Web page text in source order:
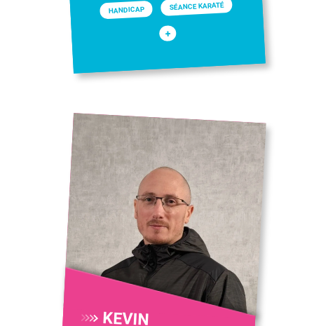
HANDICAP SÉANCE KARATÉ
+
KEVIN